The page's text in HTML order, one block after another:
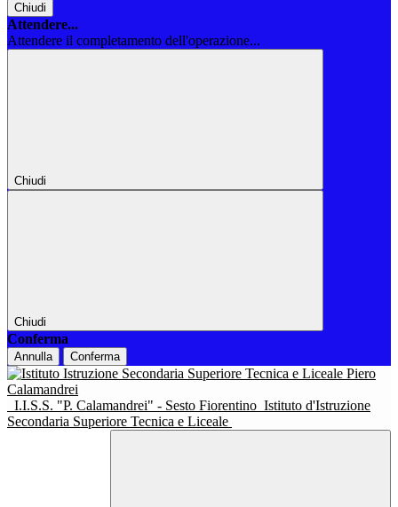
Chiudi
Attendere...
Attendere il completamento dell'operazione...
Chiudi
Chiudi
Conferma
Annulla Conferma
I.I.S.S. "P. Calamandrei" - Sesto Fiorentino Istituto d'Istruzione
Secondaria Superiore Tecnica e Liceale